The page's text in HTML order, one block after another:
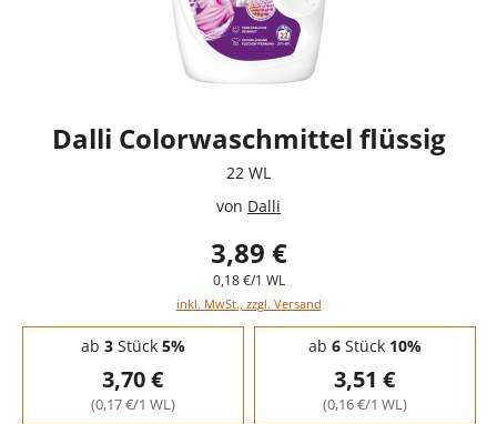
Dalli Colorwaschmittel flüssig
22 WL
von Dalli
3,89 €
0,18 €/1 WL
inkl. MwSt., zzgl. Versand
Staffelpreise - Mengenrabatt
ab 3Stück 5%
3,70 €
(0,17 €/1 WL)
ab 6Stück 10%
3,51 €
(0,16 €/1 WL)